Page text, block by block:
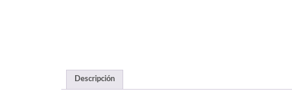
Descripción